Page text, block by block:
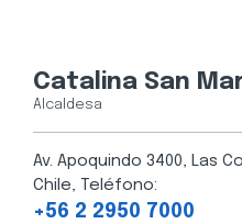
Catalina San
Alcaldesa
Av. Apoquindo 3400, Las
Chile, Teléfono:
+56 2 2950 7000